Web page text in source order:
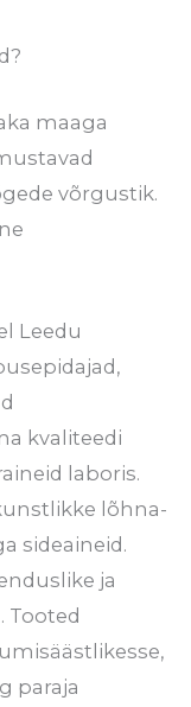
maaga
võrgustik.
Leedu
kvaliteedi
laboris.
lõhna-
sideaineid.
ja
Tooted
paraja